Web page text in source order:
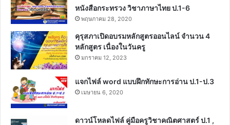
หนังสือกระทรวง วิชาภาษาไทย ป.1-6
พฤษภาคม 28, 2020
คุรุสภาเปิดอบรมหลักสูตรออนไลน์ จำนวน 4
หลักสูตร เนื่องในวันครู
มกราคม 12, 2023
แจกไฟล์ word แบบฝึกทักษะการอ่าน ป.1-ป.3
เมษายน 6, 2020
ดาวน์โหลดไฟล์ คู่มือครูวิชาคณิตศาสตร์ ป.1 ,